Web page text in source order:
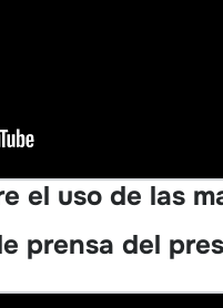
el uso de las
prensa del